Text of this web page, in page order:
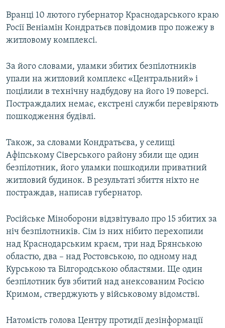
Усі сайти RFE/RL
Вранці 10 лютого губернатор Краснодарського краю
Росії Веніамін Кондратьєв повідомив про пожежу в
житловому комплексі.
За його словами, уламки збитих безпілотників
упали на житловий комплекс «Центральний» і
поцілили в технічну надбудову на його 19 поверсі.
Постраждалих немає, екстрені служби перевіряють
пошкодження будівлі.
Також, за словами Кондратьєва, у селищі
Афіпському Сіверського району збили ще один
безпілотник, його уламки пошкодили приватний
житловий будинок. В результаті збиття ніхто не
постраждав, написав губернатор.
Російське Міноборони відзвітувало про 15 збитих за
ніч безпілотників. Сім із них нібито перехопили
над Краснодарським краєм, три над Брянською
областю, два – над Ростовською, по одному над
Курською та Білгородською областями. Ще один
безпілотник був збитий над анексованим Росією
Кримом, стверджують у військовому відомстві.
Натомість голова Центру протидії дезінформації